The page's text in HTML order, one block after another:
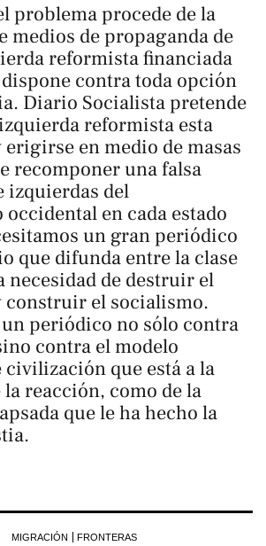
problema procede de la
medios de propaganda de
reformista financiada
contra toda opción
Diario Socialista pretende
reformista esta
erigirse en medio de masas
recomponer una falsa
izquierdas del
en cada estado
un gran periódico
que difunda entre la clase
necesidad de destruir el
construir el socialismo.
periódico no sólo contra
contra el modelo
que está a la
la reacción, como de la
que le ha hecho la
MIGRACIÓN FRONTERAS